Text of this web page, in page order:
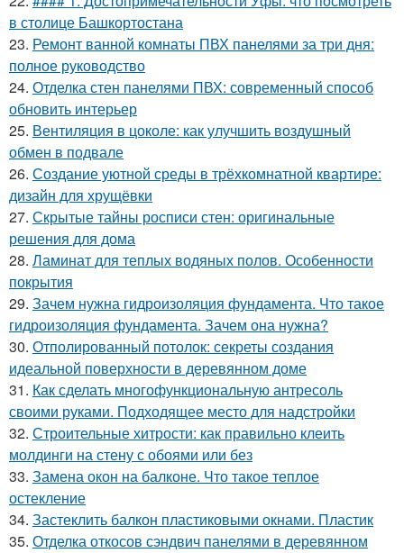
в столице Башкортостана
23. Ремонт ванной комнаты ПВХ панелями за три дня:
полное руководство
24. Отделка стен панелями ПВХ: современный способ
обновить интерьер
25. Вентиляция в цоколе: как улучшить воздушный
обмен в подвале
26. Создание уютной среды в трёхкомнатной квартире:
дизайн для хрущёвки
27. Скрытые тайны росписи стен: оригинальные
решения для дома
28. Ламинат для теплых водяных полов. Особенности
покрытия
29. Зачем нужна гидроизоляция фундамента. Что такое
гидроизоляция фундамента. Зачем она нужна?
30. Отполированный потолок: секреты создания
идеальной поверхности в деревянном доме
31. Как сделать многофункциональную антресоль
своими руками. Подходящее место для надстройки
32. Строительные хитрости: как правильно клеить
молдинги на стену с обоями или без
33. Замена окон на балконе. Что такое теплое
остекление
34. Застеклить балкон пластиковыми окнами. Пластик
35. Отделка откосов сэндвич панелями в деревянном